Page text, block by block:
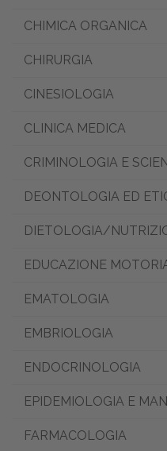
CHIMICA ORGANICA
CHIRURGIA
CINESIOLOGIA
CLINICA MEDICA
CRIMINOLOGIA E
DEONTOLOGIA ED
DIETOLOGIA/
EDUCAZIONE
EMATOLOGIA
EMBRIOLOGIA
ENDOCRINOLOGIA
EPIDEMIOLOGIA E
FARMACOLOGIA